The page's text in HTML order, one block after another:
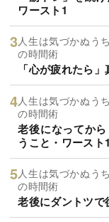
ワースト1
人生は気づかぬう
の時間術
「心が疲れたら
人生は気づかぬう
の時間術
老後になってか
うこと・ワースト1
人生は気づかぬう
の時間術
老後にダントツで